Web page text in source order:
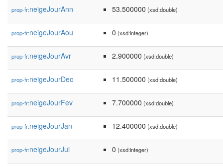
prop-fr:neigeJourAnn 53.500000 (xsd:double)
prop-fr:neigeJourAou 0 (xsd:integer)
prop-fr:neigeJourAvr 2.900000 (xsd:double)
prop-fr:neigeJourDec 11.500000 (xsd:double)
prop-fr:neigeJourFev 7.700000 (xsd:double)
prop-fr:neigeJourJan 12.400000 (xsd:double)
prop-fr:neigeJourJui 0 (xsd:integer)